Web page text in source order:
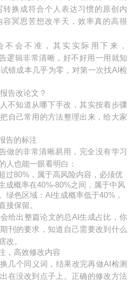
换成符合个人表达习惯的原创内
冥思苦想改半天，效率真的高很
不会不准，其实实际用下来，
逻辑非常清晰，好不好用一用就知
错成本几乎为零，对第一次找AI检
告改论文？
不知道从哪下手改，其实按着步骤
自己常用的方法整理出来，给大家
告的标注
做的非常清晰易用，完全没有学习
人也能一眼看明白：
过80%，属于高风险内容，必须优
成概率在40%-80%之间，属于中风
绿色区域：AI生成概率低于40%，
接保留。
给出整篇论文的总AI生成占比，你
刊的要求，知道自己需要改到什么
改。
，高效修改内容
几个同义词，结果改完再做AI检测
在没改到点子上。正确的修改方法